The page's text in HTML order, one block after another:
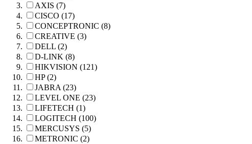
AXIS (7)
CISCO (17)
CONCEPTRONIC (8)
CREATIVE (3)
DELL (2)
D-LINK (8)
HIKVISION (121)
HP (2)
JABRA (23)
LEVEL ONE (23)
LIFETECH (1)
LOGITECH (100)
MERCUSYS (5)
METRONIC (2)